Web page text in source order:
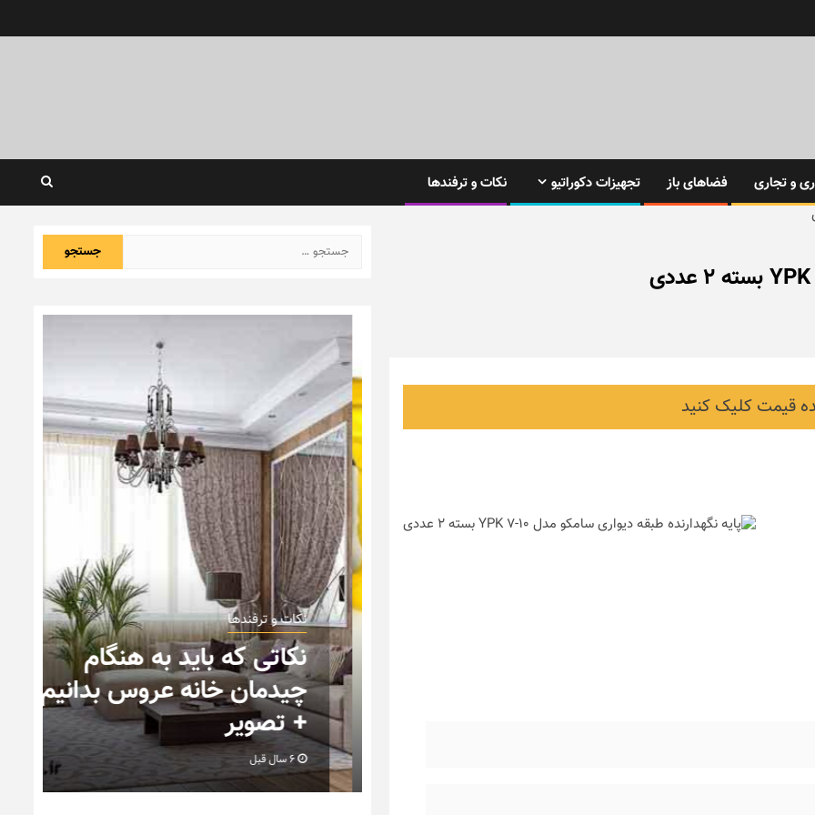
و تجاری فضاهای باز تجهیزات دکوراتیو
نکات و ترفندها
قیمت کلیک کنید
جستجو
برای:
نکات و ترفندها
نکاتی که باید به هنگام
چیدمان خانه عروس بدانیم
+ تصویر
6 سال قبل